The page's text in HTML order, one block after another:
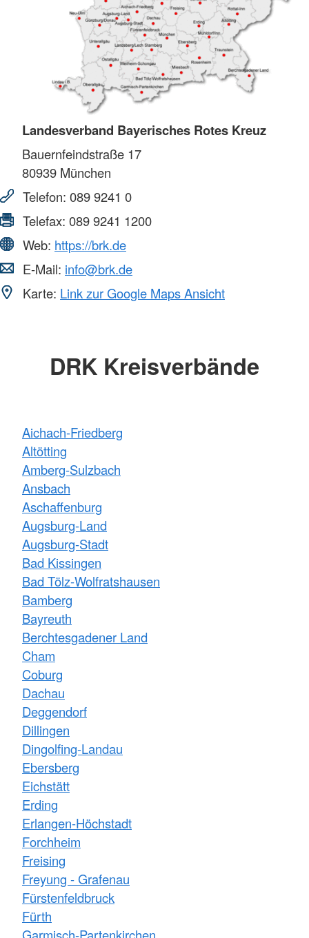
Landesverband Bayerisches Rotes Kreuz
Bauernfeindstraße 17
80939 München
Telefon: 089 9241 0
Telefax: 089 9241 1200
Web: https://brk.de
E-Mail: info@brk.de
Karte: Link zur Google Maps Ansicht
DRK Kreisverbände
Aichach-Friedberg
Altötting
Amberg-Sulzbach
Ansbach
Aschaffenburg
Augsburg-Land
Augsburg-Stadt
Bad Kissingen
Bad Tölz-Wolfratshausen
Bamberg
Bayreuth
Berchtesgadener Land
Cham
Coburg
Dachau
Deggendorf
Dillingen
Dingolfing-Landau
Ebersberg
Eichstätt
Erding
Erlangen-Höchstadt
Forchheim
Freising
Freyung - Grafenau
Fürstenfeldbruck
Fürth